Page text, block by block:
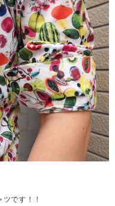
です！！